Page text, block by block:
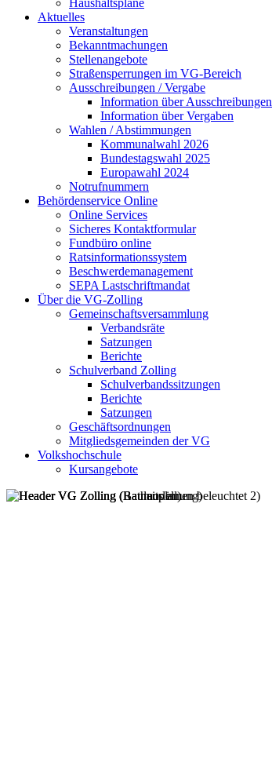
Haushaltspläne
Aktuelles
Veranstaltungen
Bekanntmachungen
Stellenangebote
Straßensperrungen im VG-Bereich
Ausschreibungen / Vergabe
Information über Ausschreibungen
Information über Vergaben
Wahlen / Abstimmungen
Kommunalwahl 2026
Bundestagswahl 2025
Europawahl 2024
Notrufnummern
Behördenservice Online
Online Services
Sicheres Kontaktformular
Fundbüro online
Ratsinformationssystem
Beschwerdemanagement
SEPA Lastschriftmandat
Über die VG-Zolling
Gemeinschaftsversammlung
Verbandsräte
Satzungen
Berichte
Schulverband Zolling
Schulverbandssitzungen
Berichte
Satzungen
Geschäftsordnungen
Mitgliedsgemeinden der VG
Volkshochschule
Kursangebote